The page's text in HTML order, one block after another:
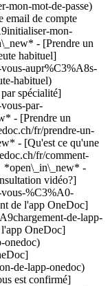
mon-mot-de-passe)
email de compte
mon-
- [Prendre un
habituel]
aupr%C3%A8s-
habituel)
spécialité]
par-
- [Prendre un
fr/prendre-un-
- [Qu'est ce qu'une
fr/comment-
*open\_in\_new* -
vidéo?]
vous-%C3%A0-
de l'app OneDoc]
de-lapp-
OneDoc]
onedoc)
de-lapp-onedoc)
pharmacie à Arlesheim")](https://www.onedoc.ch/fr/pharmacie/arlesheim/e4a4/amavita-arlesheim-schneeberger) ### [Amavita Arlesheim Schneeberger](https://www.onedoc.ch/fr/pharmacie/arlesheim/e4a4/amavita-arlesheim-schneeberger) ![Badge indiquant un profil vérifié](https://www.onedoc.ch/assets/images/icons/checkmark.svg) Pharmacie Bachweg 1 4144 Arlesheim ![Icône patient avec un signe plus annonçant que le professionnel accepte de nouveaux patients](https://www.onedoc.ch/assets/images/icons/new-patients.svg)Accepte les nouveaux patients [Réserver un RDV](https://www.onedoc.ch/fr/pharmacie/arlesheim/e4a4/amavita-arlesheim-schneeberger) [![Coop Vitality Oberwil Megastore, pharmacie à Oberwil](https://assets.onedoc.ch/images/entities/f2e1f0c7ec1d1267461924e256cac41f61c4846480d4ff842260ca515b40a662-small.png "Coop Vitality Oberwil Megastore, pharmacie à Oberwil")](https://www.onedoc.ch/fr/pharmacie/oberwil/e77q/coop-vitality-oberwil-megastore) ### [Coop Vitality Oberwil Megastore](https://www.onedoc.ch/fr/pharmacie/oberwil/e77q/coop-vitality-oberwil-megastore) Pharmacie Mühlemattstrasse 34 4104 Oberwil ![Icône patient avec un signe plus annonçant que le professionnel accepte de nouveaux patients](https://www.onedoc.ch/assets/images/icons/new-patients.svg)Accepte les nouveaux patients [Réserver un RDV](https://www.onedoc.ch/fr/pharmacie/oberwil/e77q/coop-vitality-oberwil-megastore) [![Coop Vitality Oberwil Zentrum, pharmacie à Oberwil](https://assets.onedoc.ch/images/entities/5c14dc4fd4e1d7634f7d5a42e076f4bf6f1b5dbbd81220ed35fbe58cef563e47-small.png "Coop Vitality Oberwil Zentrum, pharmacie à Oberwil")](https://www.onedoc.ch/fr/pharmacie/oberwil/e4vk/coop-vitality-oberwil-zentrum) ### [Coop Vitality Oberwil Zentrum](https://www.onedoc.ch/fr/pharmacie/oberwil/e4vk/coop-vitality-oberwil-zentrum) Pharmacie Hauptstrasse 15 4104 Oberwil ![Icône patient avec un signe plus annonçant que le professionnel accepte de nouveaux patients](https://www.onedoc.ch/assets/images/icons/new-patients.svg)Accepte les nouveaux patients [Réserver un RDV](https://www.onedoc.ch/fr/pharmacie/oberwil/e4vk/coop-vitality-oberwil-zentrum) [![Blauen Apotheke, pharmacie à Ettingen](https://assets.onedoc.ch/images/entities/59381fb3276b049a6a6cdc6018fb984726f5060d6cd174d47d47f875eb376369-small.png "Blauen Apotheke, pharmacie à Ettingen")](https://www.onedoc.ch/fr/pharmacie/ettingen/ebavd/blauen-apotheke) ### [Blauen Apotheke](https://www.onedoc.ch/fr/pharmacie/ettingen/ebavd/blauen-apotheke) ![Badge indiquant un profil vérifié](https://www.onedoc.ch/assets/images/icons/checkmark.svg) Pharmacie Therwilerstrasse 11 4107 Ettingen ![Icône patient avec un signe plus annonçant que le professionnel accepte de nouveaux patients](https://www.onedoc.ch/assets/images/icons/new-patients.svg)Accepte les nouveaux patients [Réserver un RDV](https://www.onedoc.ch/fr/pharmacie/ettingen/ebavd/blauen-apotheke) [![Amavita Binningen, pharmacie à Binningen](https://assets.onedoc.ch/images/entities/3516b2f8d3ec3a0cbbe7f803163ea46f343db5d9766d80fc28193f71fdbbc037-small.png "Amavita Binningen, pharmacie à Binningen")](https://www.onedoc.ch/fr/pharmacie/binningen/e8uz/amavita-binningen) ### [Amavita Binningen](https://www.onedoc.ch/fr/pharmacie/binningen/e8uz/amavita-binningen) ![Badge indiquant un profil vérifié](https://www.onedoc.ch/assets/images/icons/checkmark.svg) Pharmacie Gorenmattstrasse 17 4102 Binningen ![Icône patient avec un signe plus annonçant que le professionnel accepte de nouveaux patients](https://www.onedoc.ch/assets/images/icons/new-patients.svg)Accepte les